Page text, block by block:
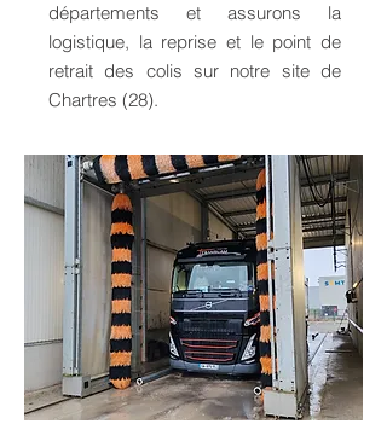
départements et assurons la
logistique, la reprise et le point de
retrait des colis sur notre site de
Chartres (28).